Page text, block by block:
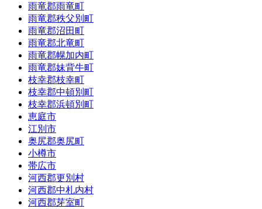
雨竜郡雨竜町
雨竜郡秩父別町
雨竜郡沼田町
雨竜郡北竜町
雨竜郡幌加内町
雨竜郡妹背牛町
枝幸郡枝幸町
枝幸郡中頓別町
枝幸郡浜頓別町
恵庭市
江別市
奥尻郡奥尻町
小樽市
帯広市
河西郡更別村
河西郡中札内村
河西郡芽室町